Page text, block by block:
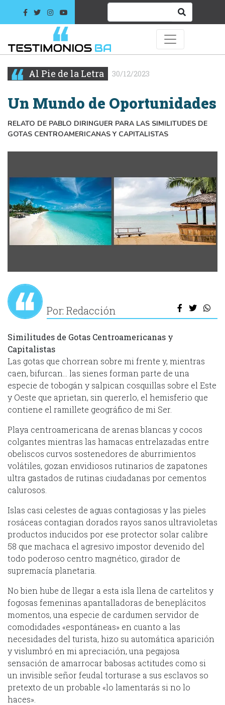
Al Pie de la Letra 30/12/2023
Un Mundo de Oportunidades
RELATO DE PABLO DIRINGUER PARA LAS SIMILITUDES DE
GOTAS CENTROAMERICANAS Y CAPITALISTAS
Por: Redacción
Similitudes de Gotas Centroamericanas y
Capitalistas
Las gotas que chorrean sobre mi frente y, mientras
caen, bifurcan… las sienes forman parte de una
especie de tobogán y salpican cosquillas sobre el Este
y Oeste que aprietan, sin quererlo, el hemisferio que
contiene el ramillete geográfico de mi Ser.
Playa centroamericana de arenas blancas y cocos
colgantes mientras las hamacas entrelazadas entre
obeliscos curvos sostenedores de aburrimientos
volátiles, gozan envidiosos rutinarios de zapatones
ultra gastados de rutinas ciudadanas por cementos
calurosos.
Islas casi celestes de aguas contagiosas y las pieles
rosáceas contagian dorados rayos sanos ultravioletas
productos inducidos por ese protector solar calibre
58 que machaca el agresivo impostor devenido del
todo poderoso centro magnético, girador de
supremacía planetaria.
No bien hube de llegar a esta isla llena de cartelitos y
fogosas femeninas apantalladoras de beneplácitos
momentos, una especie de cardumen servidor de
comodidades «espontáneas» en cuanto a las
necesidades del turista, hizo su automática aparición
y vislumbró en mi apreciación, una pegajosa
sensación de amarrocar babosas actitudes como si
un invisible señor feudal torturase a sus esclavos so
pretexto de un probable «lo lamentarás si no lo
haces».